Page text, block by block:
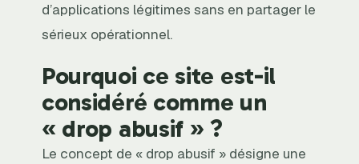
d’applications légitimes sans en partager le
sérieux opérationnel.
Pourquoi ce site est-il
considéré comme un
« drop abusif » ?
Le concept de « drop abusif » désigne une